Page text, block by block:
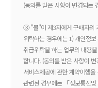
(동의를 받은 사항이 변경되는
③ "몰"이 제3자에게 구매자의
위탁하는 경우에는 1) 개인정
취급위탁을 하는 업무의 내용
합니다. (동의를 받은 사항이
서비스제공에 관한 계약이행
관련된 경우에는 「정보통신망